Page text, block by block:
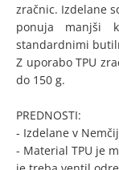
zračnic. Izdelane
ponuja manjši
standardnimi
Z uporabo TPU
do 150 g.
PREDNOSTI:
- Izdelane v
- Material TPU je